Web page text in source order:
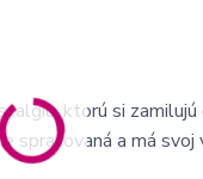
ktorú si
spracovaná a má svoj